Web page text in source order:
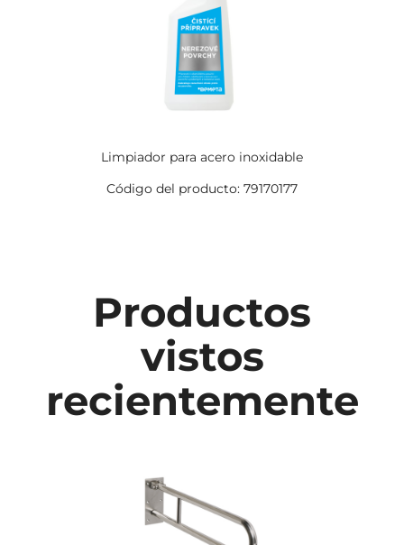
Limpiador para acero inoxidable
Código del producto: 79170177
Productos
vistos
recientemente